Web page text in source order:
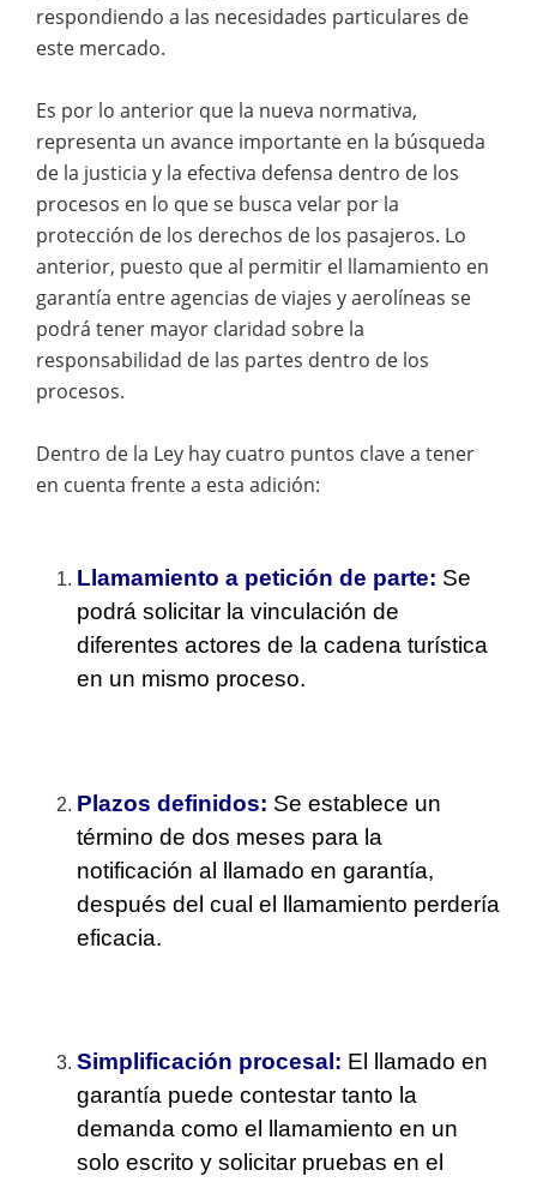
respondiendo a las necesidades particulares de
este mercado.
Es por lo anterior que la nueva normativa,
representa un avance importante en la búsqueda
de la justicia y la efectiva defensa dentro de los
procesos en lo que se busca velar por la
protección de los derechos de los pasajeros. Lo
anterior, puesto que al permitir el llamamiento en
garantía entre agencias de viajes y aerolíneas se
podrá tener mayor claridad sobre la
responsabilidad de las partes dentro de los
procesos.
Dentro de la Ley hay cuatro puntos clave a tener
en cuenta frente a esta adición:
Llamamiento a petición de parte: Se
podrá solicitar la vinculación de
diferentes actores de la cadena turística
en un mismo proceso.
Plazos definidos: Se establece un
término de dos meses para la
notificación al llamado en garantía,
después del cual el llamamiento perdería
eficacia.
Simplificación procesal: El llamado en
garantía puede contestar tanto la
demanda como el llamamiento en un
solo escrito y solicitar pruebas en el